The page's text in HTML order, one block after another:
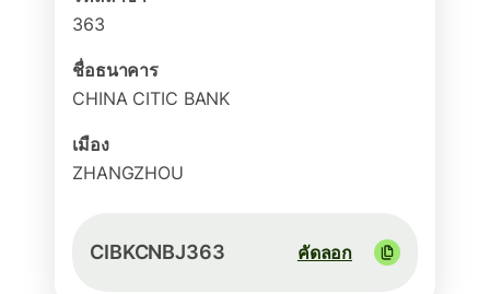
363
ชื่อธนาคาร
CHINA CITIC BANK
เมือง
ZHANGZHOU
CIBKCNBJ363 คัดลอก